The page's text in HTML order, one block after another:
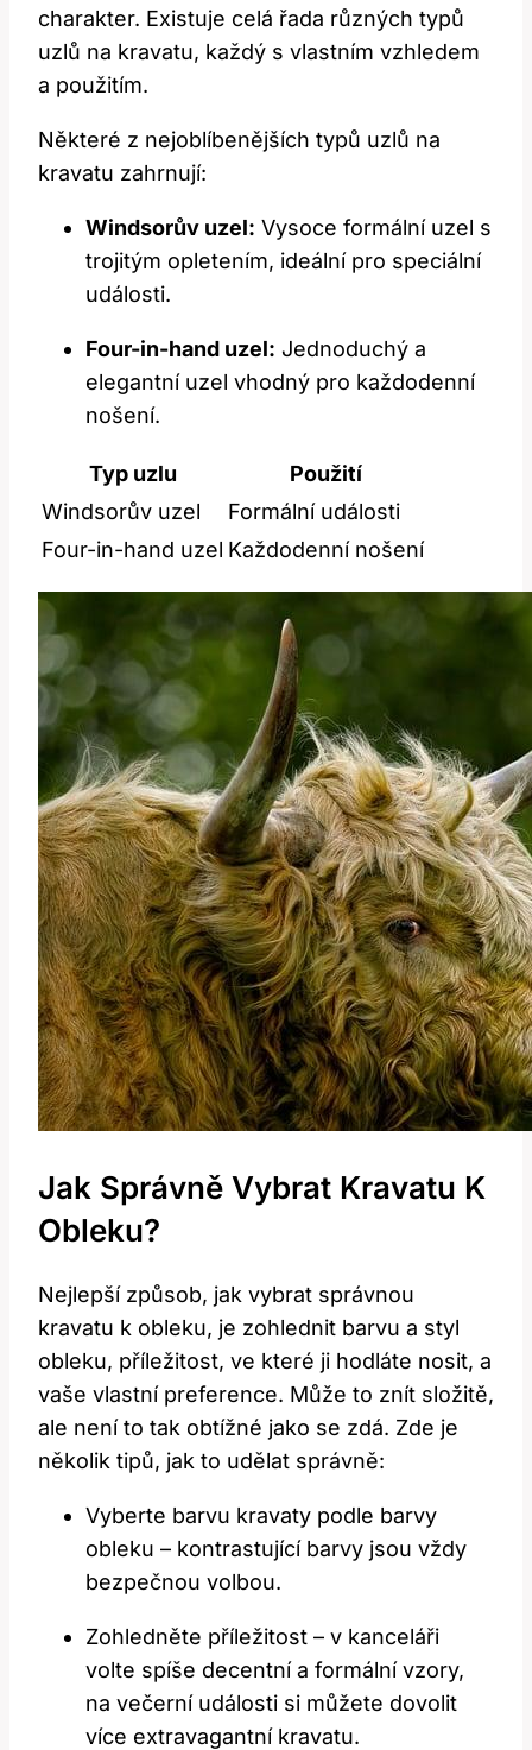
charakter. Existuje celá řada různých typů
uzlů na kravatu, každý s vlastním vzhledem
a použitím.
Některé z nejoblíbenějších typů uzlů na
kravatu zahrnují:
Windsorův uzel: Vysoce formální uzel s
trojitým opletením, ideální pro speciální
události.
Four-in-hand uzel: Jednoduchý a
elegantní uzel vhodný pro každodenní
nošení.
Typ uzlu
Použití
Windsorův uzel
Formální události
Four-in-hand uzel Každodenní nošení
Jak Správně Vybrat Kravatu K
Obleku?
Nejlepší způsob, jak vybrat správnou
kravatu k obleku, je zohlednit barvu a styl
obleku, příležitost, ve které ji hodláte nosit, a
vaše vlastní preference. Může to znít složitě,
ale není to tak obtížné jako se zdá. Zde je
několik tipů, jak to udělat správně:
Vyberte barvu kravaty podle barvy
obleku – kontrastující barvy jsou vždy
bezpečnou volbou.
Zohledněte příležitost – v kanceláři
volte spíše decentní a formální vzory,
na večerní události si můžete dovolit
více extravagantní kravatu.